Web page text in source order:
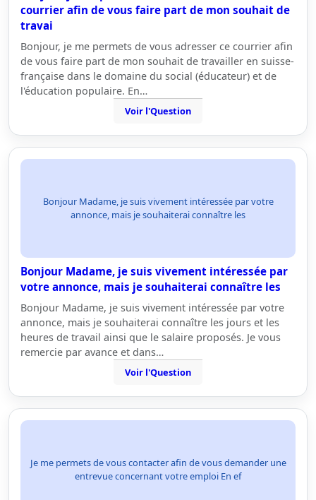
courrier afin de vous faire part de mon souhait de
travai
Bonjour, je me permets de vous adresser ce courrier afin
de vous faire part de mon souhait de travailler en suisse-
française dans le domaine du social (éducateur) et de
l'éducation populaire. En…
Voir l'Question
Bonjour Madame, je suis vivement intéressée par votre
annonce, mais je souhaiterai connaître les
Bonjour Madame, je suis vivement intéressée par
votre annonce, mais je souhaiterai connaître les
Bonjour Madame, je suis vivement intéressée par votre
annonce, mais je souhaiterai connaître les jours et les
heures de travail ainsi que le salaire proposés. Je vous
remercie par avance et dans…
Voir l'Question
Je me permets de vous contacter afin de vous demander une
entrevue concernant votre emploi En ef